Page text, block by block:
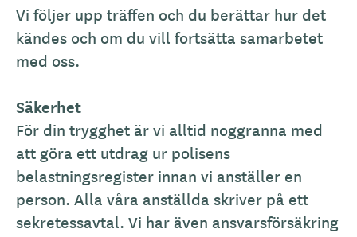
Vi följer upp träffen och du berättar hur det
kändes och om du vill fortsätta samarbetet
med oss.
Säkerhet
För din trygghet är vi alltid noggranna med
att göra ett utdrag ur polisens
belastningsregister innan vi anställer en
person. Alla våra anställda skriver på ett
sekretessavtal. Vi har även ansvarsförsäkring